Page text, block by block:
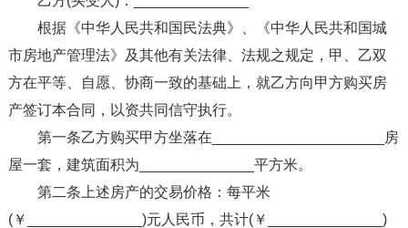
根据《中华人民共和国民法典》、《中华人民共和国城
市房地产管理法》及其他有关法律、法规之规定，甲、乙双
方在平等、自愿、协商一致的基础上，就乙方向甲方购买房
产签订本合同，以资共同信守执行。
第一条乙方购买甲方坐落在_____________________房
屋一套，建筑面积为______________平方米。
第二条上述房产的交易价格：每平米
(￥______________)元人民币，共计(￥______________)